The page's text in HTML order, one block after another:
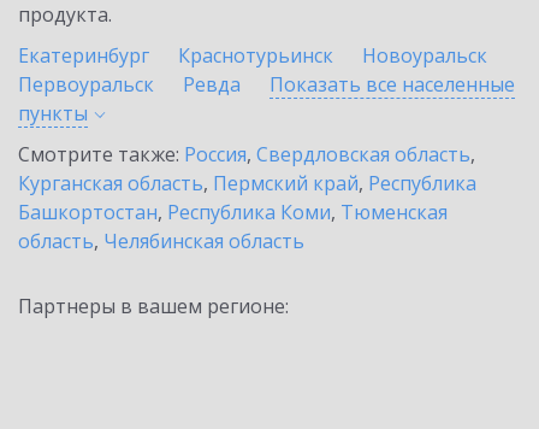
продукта.
Екатеринбург
Краснотурьинск
Новоуральск
Первоуральск
Ревда
Показать все населенные
пункты
Смотрите также: Россия, Свердловская область,
Курганская область, Пермский край, Республика
Башкортостан, Республика Коми, Тюменская
область, Челябинская область
Партнеры в вашем регионе: